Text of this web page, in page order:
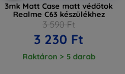
3mk Matt Case matt védőtok
Realme C63 készülékhez
3 590 Ft
3 230 Ft
Raktáron > 5 darab